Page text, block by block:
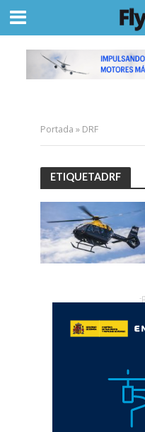
Portada » DRF
ETIQUETADRF